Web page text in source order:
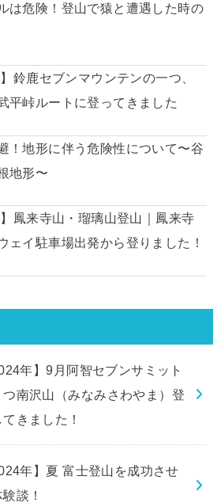
は危険！登山で猿と遭遇した時の
】鈴鹿セブンマウンテンの一つ、
平峠ルートに登ってきました
！地形に伴う危険性について〜谷
地形〜
】鳳来寺山・瑠璃山登山｜鳳来寺
ェイ駐車場出発から登りました！
年】9月阿智セブンサミット
つ南沢山（みなみさわやま）登
きました！
年】夏 富士登山を成功させ
談！